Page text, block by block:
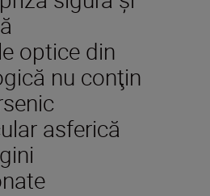
optice din
nu conţin
asferică